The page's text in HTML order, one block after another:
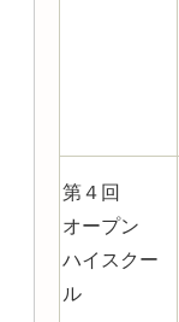
第４回
オープン
ハイスクー
ル